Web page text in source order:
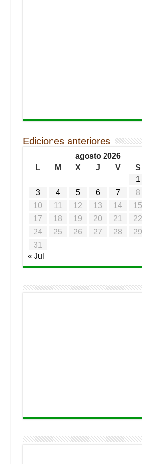
Ediciones anteriores
agosto 2026
L
M X J V S
1
3
4 5 6 7 8
10
11 12 13 14 15
17
18 19 20 21 22
24
25 26 27 28 29
31
« Jul